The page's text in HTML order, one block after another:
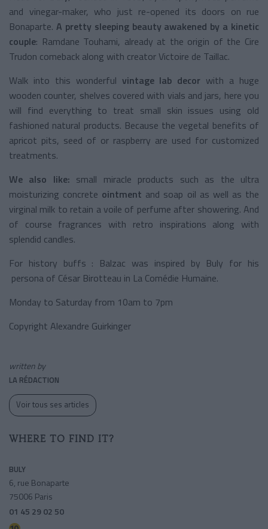
and vinegar-maker, who just re-opened its doors on rue
Bonaparte. A pretty sleeping beauty awakened by a kinetic
couple: Ramdane Touhami, already at the origin of the Cire
Trudon comeback along with creator Victoire de Taillac.
Walk into this wonderful vintage lab decor with a huge
wooden counter, shelves covered with vials and jars, here you
will find everything to treat small skin issues using old
fashioned natural products. Because the vegetal benefits of
apricot pits, seed of or raspberry are used for customized
treatments.
We also like: small miracle products such as the ultra
moisturizing concrete ointment and soap oil as well as the
virginal milk to retain a voile of perfume after showering. And
of course fragrances with retro inspirations along with
splendid candles.
For history buffs : Balzac was inspired by Buly for his
persona of César Birotteau in La Comédie Humaine.
Monday to Saturday from 10am to 7pm
Copyright Alexandre Guirkinger
written by
LA RÉDACTION
Voir tous ses articles
WHERE TO FIND IT?
BULY
6, rue Bonaparte
75006 Paris
01 45 29 02 50